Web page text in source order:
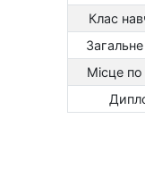
Клас
Місце по